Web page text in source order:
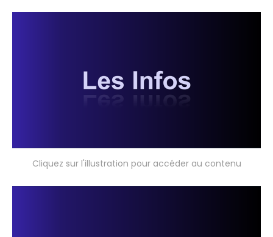
Cliquez sur l'illustration pour accéder au contenu